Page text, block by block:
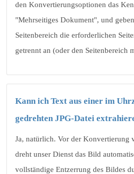
den Konvertierungsoptionen das
"Mehrseitiges Dokument", und
Seitenbereich die erforderlichen
getrennt an (oder den Seitenbereich
Kann ich Text aus einer im
gedrehten JPG-Datei
Ja, natürlich. Vor der Konvertierung
dreht unser Dienst das Bild
vollständige Entzerrung des Bildes